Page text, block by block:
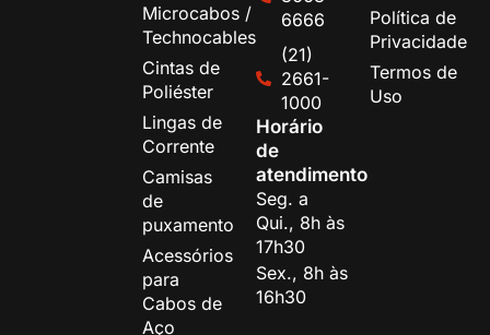
Microcabos /
Technocables
Cintas de
Poliéster
Lingas de
Corrente
Camisas
de
puxamento
Acessórios
para
Cabos de
Aço
6666
(21)
2661-
1000
Horário
de
atendimento
Seg. a
Qui., 8h às
17h30
Sex., 8h às
16h30
Política de
Privacidade
Termos de
Uso